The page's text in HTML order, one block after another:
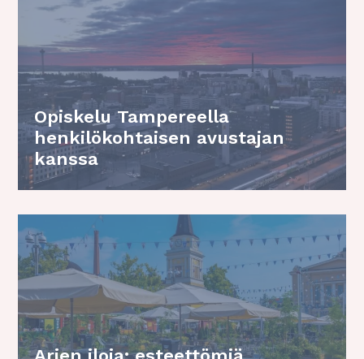
Opiskelu Tampereella
henkilökohtaisen avustajan
kanssa